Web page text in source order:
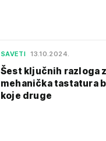
SAVETI 13.10.2024.
Šest ključnih razloga
mehanička tastatura
koje druge